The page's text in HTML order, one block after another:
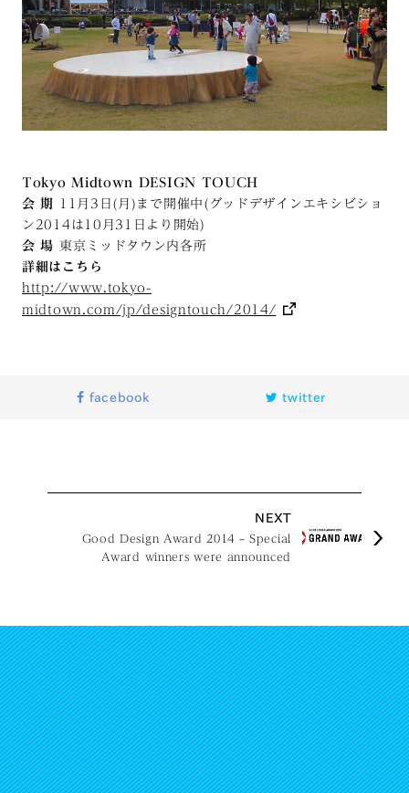
Tokyo Midtown DESIGN TOUCH
会 期
11月3日(月)まで開催中(グッドデザインエキシビショ
ン2014は10月31日より開始)
会 場 東京ミッドタウン内各所
詳細はこちら
http://www.tokyo-
midtown.com/jp/designtouch/2014/
facebook twitter
NEXT
Good Design Award 2014 – Special
Award winners were announced